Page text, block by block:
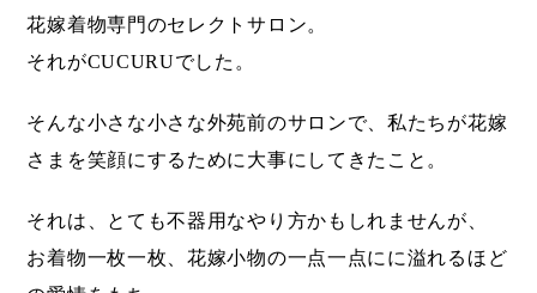
花嫁着物専門のセレクトサロン。
それがCUCURUでした。
そんな小さな小さな外苑前のサロンで、私たちが花嫁
さまを笑顔にするために大事にしてきたこと。
それは、とても不器用なやり方かもしれませんが、
お着物一枚一枚、花嫁小物の一点一点にに溢れるほど